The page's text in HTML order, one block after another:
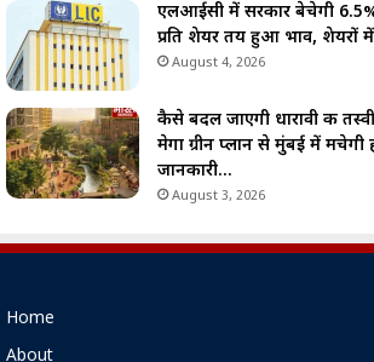
एलआईसी में सरकार बेचेगी
प्रति शेयर तय हुआ भाव, शेयरों
August 4, 2026
कैसे बदल जाएगी धारावी की
मेगा ग्रीन प्लान से मुंबई में
जानकारी…
August 3, 2026
Home
About